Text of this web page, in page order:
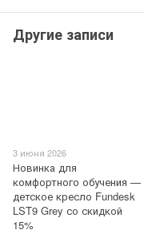
Другие записи
3 июня 2026
Новинка для
комфортного обучения —
детское кресло Fundesk
LST9 Grey со скидкой
15%